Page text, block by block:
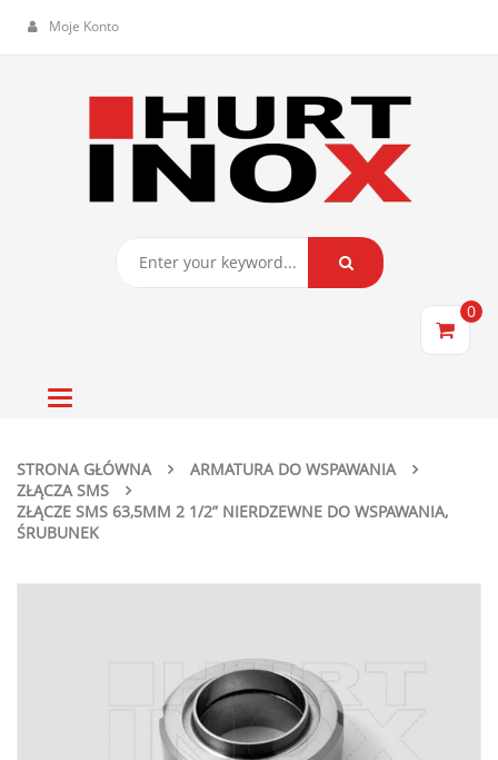
Moje Konto
0
Toggle
STRONA GŁÓWNA
ARMATURA DO WSPAWANIA
ZŁĄCZA SMS
ZŁĄCZE SMS 63,5MM 2 1/2” NIERDZEWNE DO WSPAWANIA,
ŚRUBUNEK